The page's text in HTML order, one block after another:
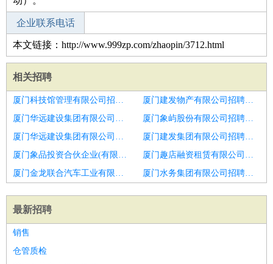
企业联系电话
本文链接：http://www.999zp.com/zhaopin/3712.html
相关招聘
厦门科技馆管理有限公司招聘仓管员
厦门建发物产有限公司招聘仓管员
厦门华远建设集团有限公司招聘药品调剂
厦门象屿股份有限公司招聘工厂生产管理仓库管理
厦门华远建设集团有限公司招聘仓库管理*
厦门建发集团有限公司招聘精品主管
厦门象品投资合伙企业(有限合伙)招聘药房
厦门趣店融资租赁有限公司招聘枣庄市招聘仓库管理1人
厦门金龙联合汽车工业有限公司招聘佛山家具网店销售服客
厦门水务集团有限公司招聘萍乡送货员仓库管理
最新招聘
销售
仓管质检